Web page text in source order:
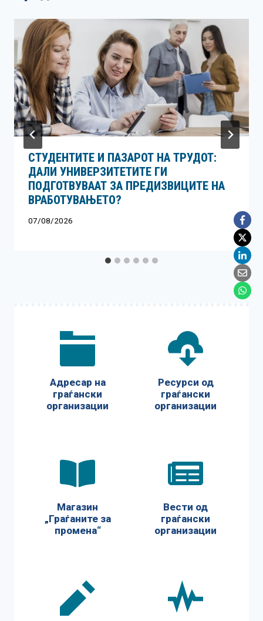
СТУДЕНТИТЕ И ПАЗАРОТ НА ТРУДОТ:
ДАЛИ УНИВЕРЗИТЕТИТЕ ГИ
ПОДГОТВУВААТ ЗА ПРЕДИЗВИЦИТЕ НА
ВРАБОТУВАЊЕТО?
07/08/2026
Адресар на
граѓански
организации
Ресурси од
граѓански
организации
Магазин
„Граѓаните за
промена“
Вести од
граѓански
организации